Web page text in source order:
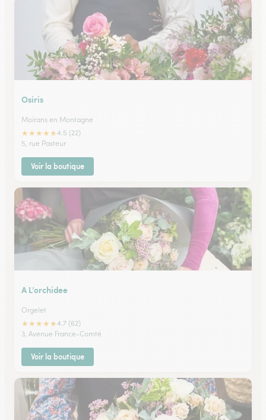
Osiris
Moirans en Montagne
★★★★★4.5 (22)
5, rue Pasteur
Voir la boutique
A L’orchidee
Orgelet
★★★★★4.7 (62)
3, Avenue France-Comté
Voir la boutique